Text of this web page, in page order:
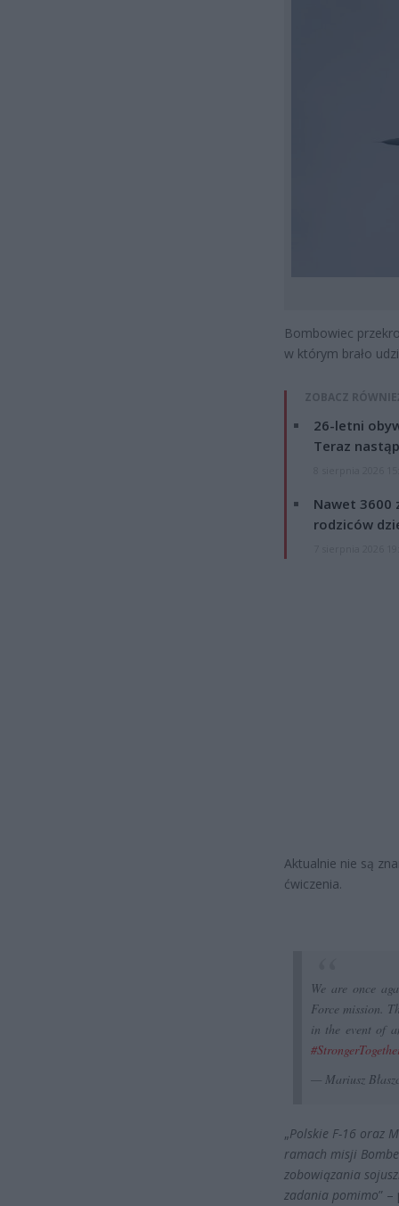
Bombowiec
w którym brało
ZOBACZ
26-letni
Teraz
Nawet 3600
rodziców
Aktualnie nie są
ćwiczenia.
We are once
Force mission.
in the event of
— Mariusz
„Polskie F-16 oraz
ramach misji
zobowiązania
zadania pomimo”